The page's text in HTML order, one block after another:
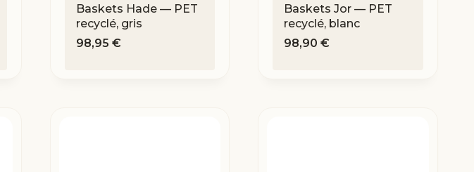
Baskets Hade — PET
recyclé, gris
98,95 €
Baskets Jor — PET
recyclé, blanc
98,90€